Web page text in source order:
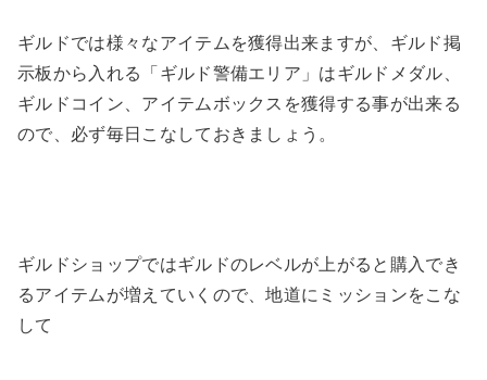
ギルドでは様々なアイテムを獲得出来ますが、ギルド掲
示板から入れる「ギルド警備エリア」はギルドメダル、
ギルドコイン、アイテムボックスを獲得する事が出来る
ので、必ず毎日こなしておきましょう。
ギルドショップではギルドのレベルが上がると購入でき
るアイテムが増えていくので、地道にミッションをこな
して